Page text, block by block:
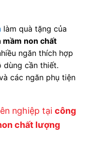
làm quà tặng của
mầm non chất
ngăn thích hợp
dùng cần thiết.
các ngăn phụ tiện
nghiệp tại công
chất lượng